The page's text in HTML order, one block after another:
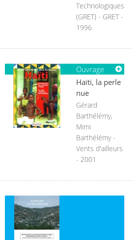
Technologiques
(GRET) - GRET -
1996
Ouvrage
Haïti, la perle
nue
Gérard
Barthélémy,
Mimi
Barthélémy -
Vents d'ailleurs
- 2001